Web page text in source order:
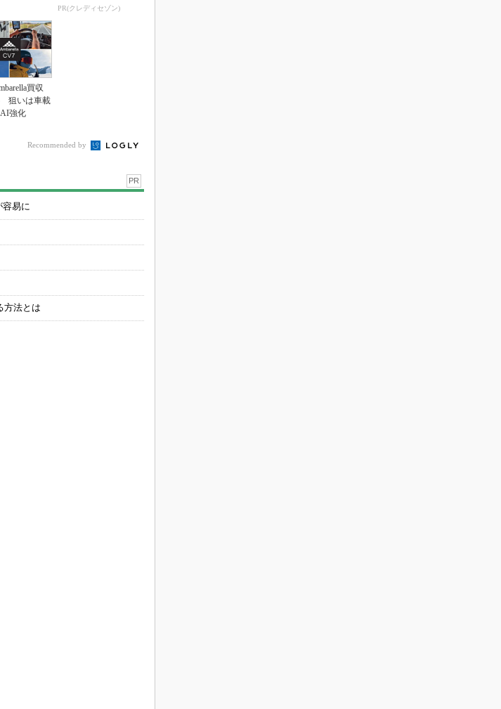
1.125%
PR(クレディセゾン)
買収
狙いは車載
強化
Recommended by
PR
容易に
方法とは